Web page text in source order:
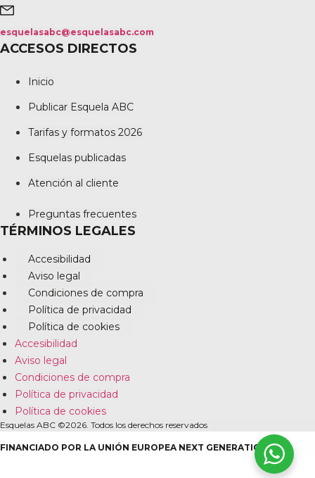
esquelasabc@esquelasabc.com
ACCESOS DIRECTOS
Inicio
Publicar Esquela ABC
Tarifas y formatos 2026
Esquelas publicadas
Atención al cliente
Preguntas frecuentes
TÉRMINOS LEGALES
Accesibilidad
Aviso legal
Condiciones de compra
Política de privacidad
Política de cookies
Accesibilidad
Aviso legal
Condiciones de compra
Política de privacidad
Política de cookies
Esquelas ABC ©2026. Todos los derechos reservados
FINANCIADO POR LA UNIÓN EUROPEA NEXT GENERATION EU